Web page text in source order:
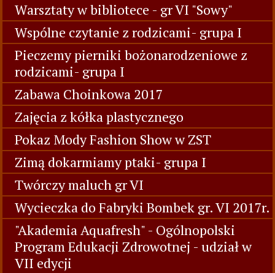
Warsztaty w bibliotece - gr VI "Sowy"
Wspólne czytanie z rodzicami- grupa I
Pieczemy pierniki bożonarodzeniowe z
rodzicami- grupa I
Zabawa Choinkowa 2017
Zajęcia z kółka plastycznego
Pokaz Mody Fashion Show w ZST
Zimą dokarmiamy ptaki- grupa I
Twórczy maluch gr VI
Wycieczka do Fabryki Bombek gr. VI 2017r.
"Akademia Aquafresh" - Ogólnopolski
Program Edukacji Zdrowotnej - udział w
VII edycji